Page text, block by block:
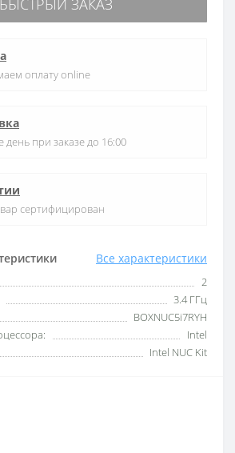
Все характеристики
2
3.4 ГГц
BOXNUC5i7RYH
Intel
Intel NUC Kit
оплату online
день при заказе до 16:00
сертифицирован